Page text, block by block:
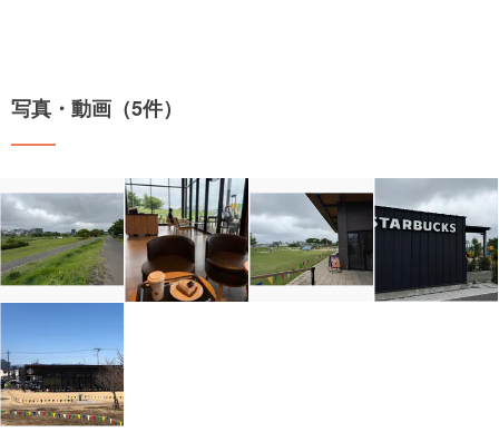
写真・動画（5件）